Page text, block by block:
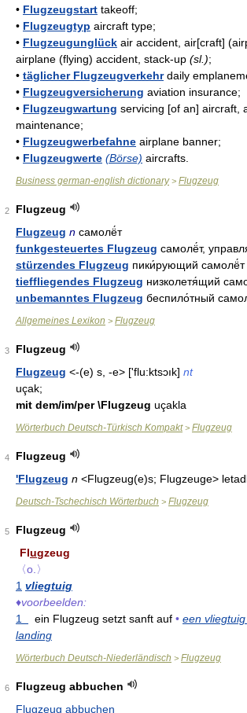
• Flugzeugstart takeoff;
• Flugzeugtyp aircraft type;
• Flugzeugunglück air accident, air[craft]
airplane (flying) accident, stack-up (sl.);
• täglicher Flugzeugverkehrdaily
• Flugzeugversicherung aviation insurance;
• Flugzeugwartung servicing [of an] aircraft,
maintenance;
• Flugzeugwerbefahne airplane banner;
• Flugzeugwerte (Börse) aircrafts.
Business german-english dictionary> Flugzeug
2
Flugzeug
Flugzeug n самолё́т
funkgesteuertes Flugzeug самолё́т,
stürzendes Flugzeug пики́рующий самолё́т
tieffliegendes Flugzeug низколетя́щий
unbemanntes Flugzeug беспило́тный
Allgemeines Lexikon > Flugzeug
3
Flugzeug
Flugzeug <-(e) s, -e> ['flu:ktsɔık] nt
uçak;
mit dem/im/per \Flugzeug uçakla
Wörterbuch Deutsch-Türkisch Kompakt> Flugzeug
4
Flugzeug
'Flugzeug n <Flugzeug(e)s; Flugzeuge>
Deutsch-Tschechisch Wörterbuch > Flugzeug
5
Flugzeug
Flugzeug
〈o.〉
1 vliegtuig
♦voorbeelden:
1
ein Flugzeug setzt sanft auf • een
landing
Wörterbuch Deutsch-Niederländisch > Flugzeug
6
Flugzeug abbuchen
Flugzeug abbuchen